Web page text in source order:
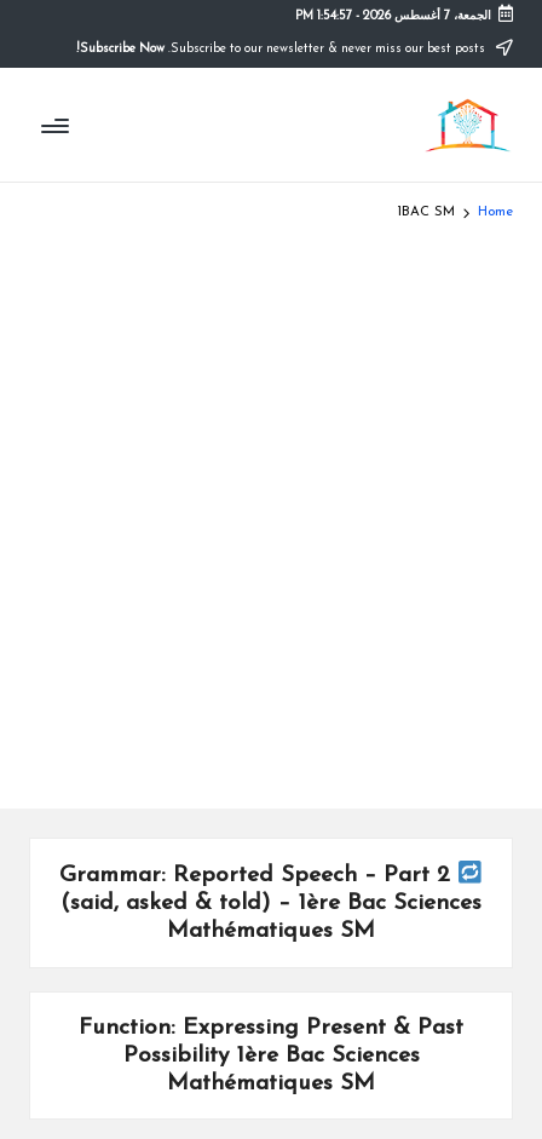
content
الجمعة، 7 أغسطس 2026 -
1:54:57 PM
Subscribe Now!
م
و
ق
التعليم
الصريح
Home
1BAC SM
Grammar: Reported Speech – Part 2
(said, asked & told) – 1ère Bac Sciences
Mathématiques SM
Function: Expressing Present & Past
Possibility 1ère Bac Sciences
Mathématiques SM